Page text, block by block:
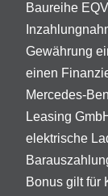
Baureihe
Gewährung
einen
Mercedes-
Leasing
elektrische
Bonus gilt für